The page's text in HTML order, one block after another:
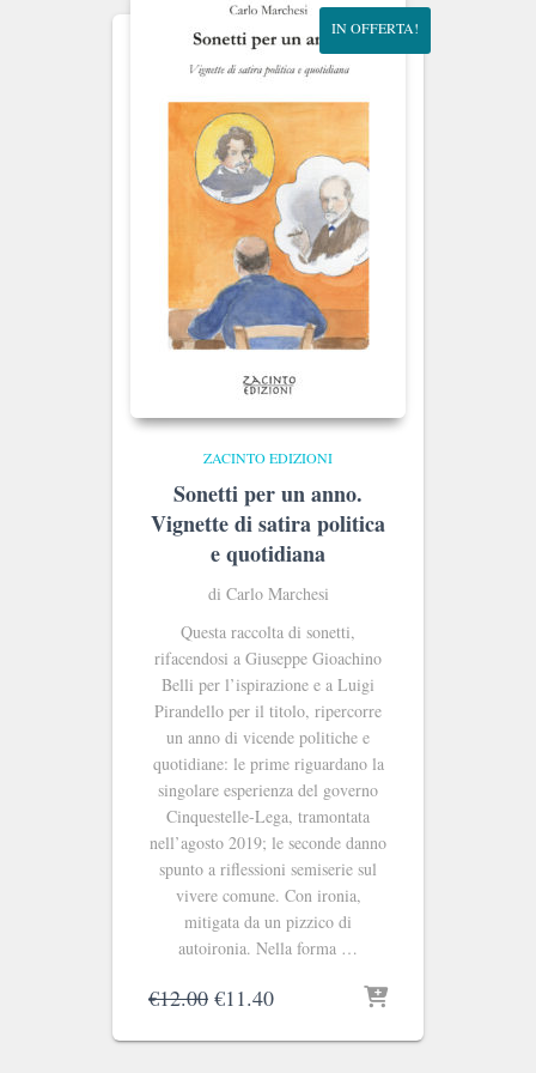
IN OFFERTA!
ZACINTO EDIZIONI
Sonetti per un anno.
Vignette di satira politica
e quotidiana
di Carlo Marchesi
Questa raccolta di sonetti,
rifacendosi a Giuseppe Gioachino
Belli per l’ispirazione e a Luigi
Pirandello per il titolo, ripercorre
un anno di vicende politiche e
quotidiane: le prime riguardano la
singolare esperienza del governo
Cinquestelle-Lega, tramontata
nell’agosto 2019; le seconde danno
spunto a riflessioni semiserie sul
vivere comune. Con ironia,
mitigata da un pizzico di
autoironia. Nella forma …
€12.00 Il
originale
€11.40Il
attuale